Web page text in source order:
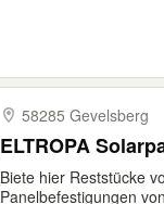
58285 Gevelsberg
ELTROPA
Biete hier Reststücke
Panelbefestigungen